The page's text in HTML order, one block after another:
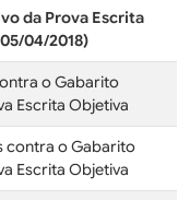
da Prova Escrita
04/2018)
o Gabarito
Escrita Objetiva
contra o Gabarito
Escrita Objetiva